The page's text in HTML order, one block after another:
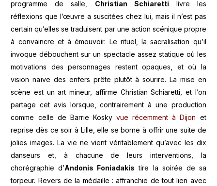
programme de salle, Christian Schiaretti livre les
réflexions que l’œuvre a suscitées chez lui, mais il n’est pas
certain qu’elles se traduisent par une action scénique propre
à convaincre et à émouvoir. Le rituel, la sacralisation qu’il
invoque débouchent sur un spectacle assez statique où les
motivations des personnages restent opaques, et où la
vision naïve des enfers prête plutôt à sourire. La mise en
scène est un art mineur, affirme Christian Schiaretti, et l’on
partage cet avis lorsque, contrairement à une production
comme celle de Barrie Koskyvue récemment à Dijon et
reprise dès ce soir à Lille, elle se borne à offrir une suite de
jolies images. La vie ne vient véritablement qu’avec les dix
danseurs et, à chacune de leurs interventions, la
chorégraphie d’Andonis Foniadakis tire la soirée de sa
torpeur. Revers de la médaille : affranchie de tout lien avec